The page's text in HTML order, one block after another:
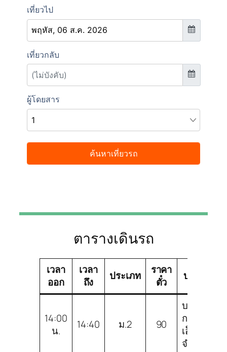
ตารางเดินรถ
เวลา
ออก
เวลา
ถึง
ประเภท
ราคา
ตั๋ว
บริษัททัวร์
14:00
น.
14:40 ม.2 90
บริษัท
กาญจนบุรี
เอ็กซ์เพรส
จำกัด